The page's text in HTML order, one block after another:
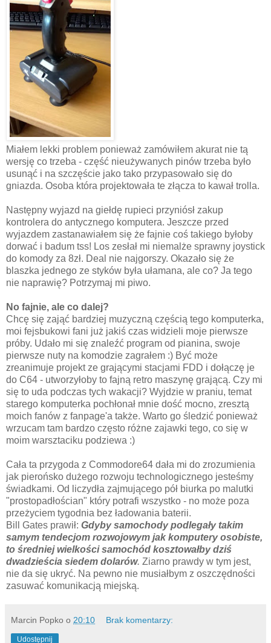
Miałem lekki problem ponieważ zamówiłem akurat nie tą
wersję co trzeba - część nieużywanych pinów trzeba było
usunąć i na szczęście jako tako przypasowało się do
gniazda. Osoba która projektowała te złącza to kawał trolla.
Następny wyjazd na giełdę rupieci przyniósł zakup
kontrolera do antycznego komputera. Jeszcze przed
wyjazdem zastanawiałem się że fajnie coś takiego byłoby
dorwać i badum tss! Los zesłał mi niemalże sprawny joystick
do komody za 8zł. Deal nie najgorszy. Okazało się że
blaszka jednego ze styków była ułamana, ale co? Ja tego
nie naprawię? Potrzymaj mi piwo.
No fajnie, ale co dalej?
Chcę się zająć bardziej muzyczną częścią tego komputerka,
moi fejsbukowi fani już jakiś czas widzieli moje pierwsze
próby. Udało mi się znaleźć program od pianina, swoje
pierwsze nuty na komodzie zagrałem :) Być może
zreanimuje projekt ze grającymi stacjami FDD i dołączę je
do C64 - utworzyłoby to fajną retro maszynę grającą. Czy mi
się to uda podczas tych wakacji? Wyjdzie w praniu, temat
starego komputerka pochłonał mnie dość mocno, zresztą
moich fanów z fanpage'a także. Warto go śledzić ponieważ
wrzucam tam bardzo często różne zajawki tego, co się w
moim warsztaciku podziewa :)
Cała ta przygoda z Commodore64 dała mi do zrozumienia
jak pierońsko dużego rozwoju technologicznego jesteśmy
świadkami. Od liczydła zajmującego pół biurka po malutki
"prostopadłościan" który potrafi wszystko - no może poza
przeżyciem tygodnia bez ładowania baterii.
Bill Gates prawił: Gdyby samochody podlegały takim
samym tendecjom rozwojowym jak komputery osobiste,
to średniej wielkości samochód kosztowałby dziś
dwadzieścia siedem dolarów. Ziarno prawdy w tym jest,
nie da się ukryć. Na pewno nie musiałbym z oszczędności
zasuwać komunikacją miejską.
Marcin Popko o 20:10 Brak komentarzy:
Udostępnij